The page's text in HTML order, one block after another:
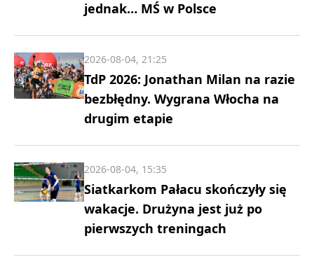
jednak… MŚ w Polsce
TdP 2026: Jonathan Milan na razie
bezbłędny. Wygrana Włocha na
drugim etapie
2026-08-04, 21:25
Siatkarkom Pałacu skończyły się
wakacje. Drużyna jest już po
pierwszych treningach
2026-08-04, 15:35